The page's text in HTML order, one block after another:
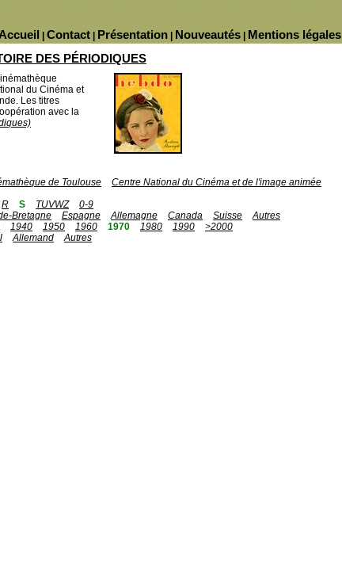
Mentions légales
Nouveautés
Présentation
Contact
Accueil
DES PÉRIODIQUES
du Cinéma et
Les titres
avec la
de Toulouse
Centre National du Cinéma et de l'image animée
R S TUVWZ
0-9
Bretagne Espagne Allemagne Canada Suisse
Autres
1940 1950 1960 1970 1980 1990
>2000
Allemand
Autres